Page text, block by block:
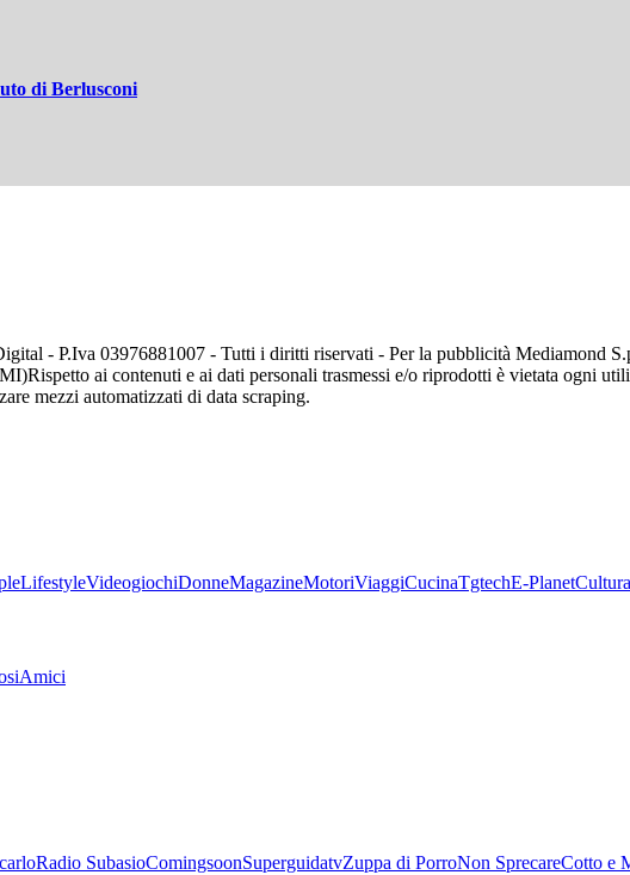
di Berlusconi
- P.Iva 03976881007 - Tutti i diritti riservati - Per la pubblicità Mediamond
Rispetto ai contenuti e ai dati personali trasmessi e/o riprodotti è vietata ogni
mezzi automatizzati di data scraping.
LifestyleVideogiochiDonneMagazineMotoriViaggiCucinaTgtechE-PlanetCultura
Amici
Radio SubasioComingsoonSuperguidatvZuppa di PorroNon SprecareCotto e